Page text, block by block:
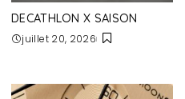
DECATHLON X SAISON
juillet 20, 2026